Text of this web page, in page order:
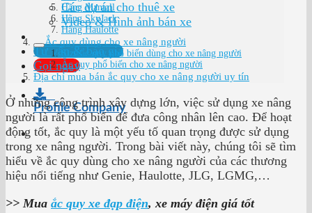
Các dự án cho thuê xe
Video & Hình ảnh bán xe
Tư vấn & báo giá
Gọi ngay
Profile Company
Hãng Mantall
Hãng SkyJack
Hãng Haulotte
Ắc quy dùng cho xe nâng người
Size ắc quy phổ biến dùng cho xe nâng người
Ắc quy phổ biến cho xe nâng người
Địa chỉ mua bán ắc quy cho xe nâng người uy tín
Ở những công trình xây dựng lớn, việc sử dụng xe nâng
người là rất phổ biến để đưa công nhân lên cao. Để hoạt
động tốt, ắc quy là một yếu tố quan trọng được sử dụng
trong xe nâng người. Trong bài viết này, chúng tôi sẽ tìm
hiểu về ắc quy dùng cho xe nâng người của các thương
hiệu nổi tiếng như Genie, Haulotte, JLG, LGMG,…
>> Mua ắc quy xe đạp điện, xe máy điện giá tốt